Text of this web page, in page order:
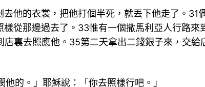
他的衣裳，把他打個半死，就丟下他走了。31
從那邊過去了。33惟有一個撒馬利亞人行路來
裏去照應他。35第二天拿出二錢銀子來，交給
的。」耶穌說：「你去照樣行吧。」